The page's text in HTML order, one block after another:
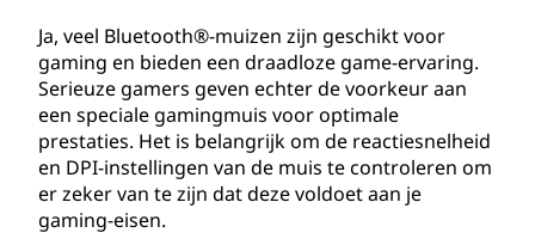
Ja, veel Bluetooth®-muizen zijn geschikt voor
gaming en bieden een draadloze game-ervaring.
Serieuze gamers geven echter de voorkeur aan
een speciale gamingmuis voor optimale
prestaties. Het is belangrijk om de reactiesnelheid
en DPI-instellingen van de muis te controleren om
er zeker van te zijn dat deze voldoet aan je
gaming-eisen.